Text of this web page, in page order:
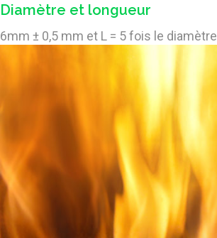
Diamètre et longueur
6mm ± 0,5 mm et L = 5 fois le diamètre